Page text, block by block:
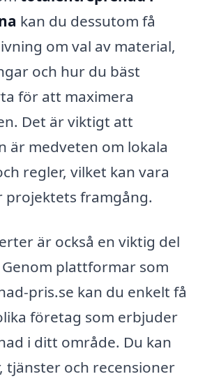
kan du dessutom få
om val av material,
och hur du bäst
för att maximera
Det är viktigt att
är medveten om lokala
regler, vilket kan vara
projektets framgång.
är också en viktig del
plattformar som
pris.se kan du enkelt få
företag som erbjuder
i ditt område. Du kan
tjänster och recensioner